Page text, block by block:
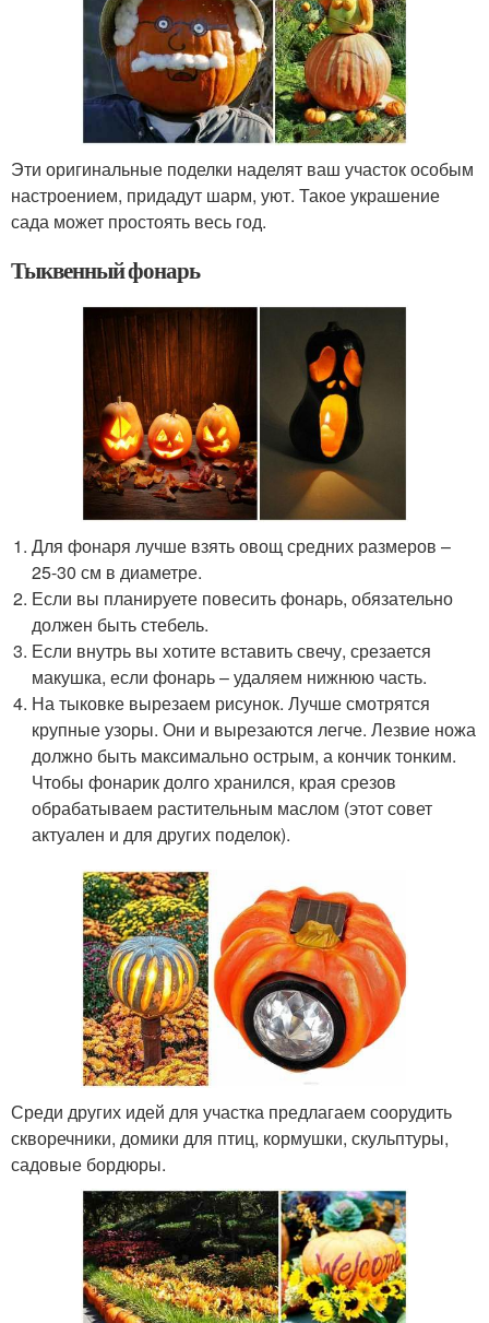
Эти оригинальные поделки наделят ваш участок особым
настроением, придадут шарм, уют. Такое украшение
сада может простоять весь год.
Тыквенный фонарь
Для фонаря лучше взять овощ средних размеров –
25-30 см в диаметре.
Если вы планируете повесить фонарь, обязательно
должен быть стебель.
Если внутрь вы хотите вставить свечу, срезается
макушка, если фонарь – удаляем нижнюю часть.
На тыковке вырезаем рисунок. Лучше смотрятся
крупные узоры. Они и вырезаются легче. Лезвие ножа
должно быть максимально острым, а кончик тонким.
Чтобы фонарик долго хранился, края срезов
обрабатываем растительным маслом (этот совет
актуален и для других поделок).
Среди других идей для участка предлагаем соорудить
скворечники, домики для птиц, кормушки, скульптуры,
садовые бордюры.